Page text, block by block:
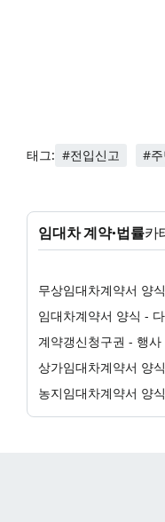
태그: #전입신고 #주
임대차 계약·법률카
임대차계약서 양식 -